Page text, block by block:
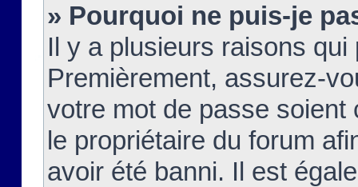
» Pourquoi ne puis-je
Il y a plusieurs raisons
Premièrement, assurez-
votre mot de passe soient
le propriétaire du forum
avoir été banni. Il est